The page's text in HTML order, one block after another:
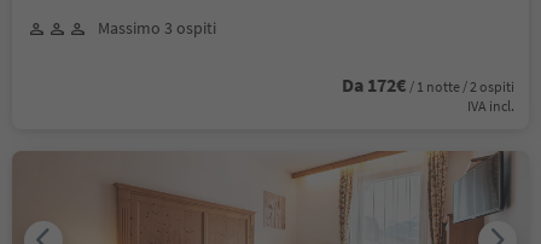
Massimo 3 ospiti
Da 172€ / 1 notte / 2 ospiti
IVA incl.